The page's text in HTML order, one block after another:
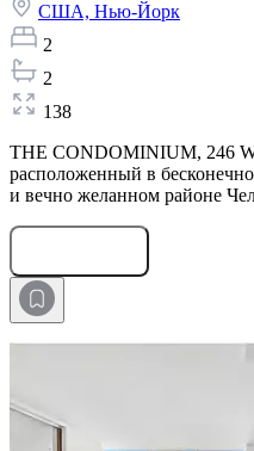
США, Нью-Йорк
2
2
138
THE CONDOMINIUM, 246
расположенный в
и вечно желанном районе